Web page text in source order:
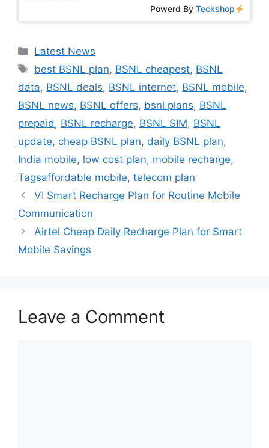
Powerd ByTeckshop
Categories
Latest News
Tags
best BSNL plan, BSNL cheapest, BSNL
data, BSNL deals, BSNL internet, BSNL mobile,
BSNL news, BSNL offers, bsnl plans, BSNL
prepaid, BSNL recharge, BSNL SIM, BSNL
update, cheap BSNL plan, daily BSNL plan,
India mobile, low cost plan, mobile recharge,
Tagsaffordable mobile, telecom plan
VI Smart Recharge Plan for Routine Mobile
Communication
Airtel Cheap Daily Recharge Plan for Smart
Mobile Savings
Leave a Comment